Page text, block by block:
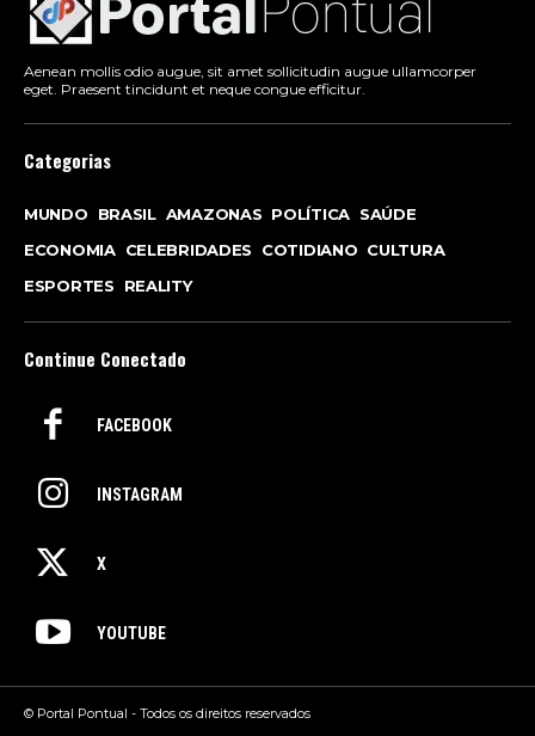
Aenean mollis odio augue, sit amet sollicitudin augue ullamcorper
eget. Praesent tincidunt et neque congue efficitur.
Categorias
MUNDO BRASIL AMAZONAS POLÍTICA SAÚDE
ECONOMIA CELEBRIDADES COTIDIANO CULTURA
ESPORTES
REALITY
Continue Conectado
FACEBOOK
INSTAGRAM
X
YOUTUBE
© Portal Pontual - Todos os direitos reservados